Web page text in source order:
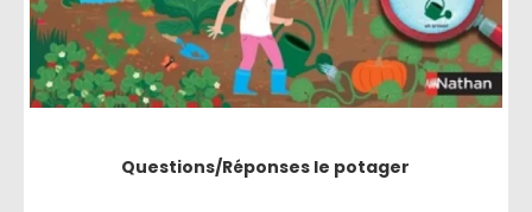
Questions/Réponses le potager